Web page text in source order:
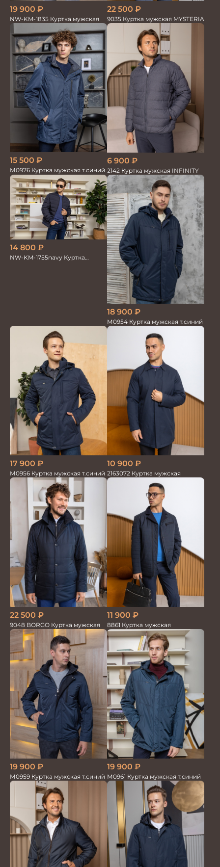
19 900 ₽
NW-KM-1835 Куртка мужская
22 500 ₽
9035 Куртка мужская MYSTERIA
15 500 ₽
М0976 Куртка мужская т.синий
6 900 ₽
2142 Куртка мужская INFINITY
14 800 ₽
NW-KM-1755navy Куртка
18 900 ₽
М0954 Куртка мужская т.синий
17 900 ₽
М0956 Куртка мужская т.синий
10 900 ₽
2163072 Куртка мужская
22 500 ₽
9048 BORGO Куртка мужская
11 900 ₽
8861 Куртка мужская
19 900 ₽
М0959 Куртка мужская т.синий
19 900 ₽
М0961 Куртка мужская т.синий